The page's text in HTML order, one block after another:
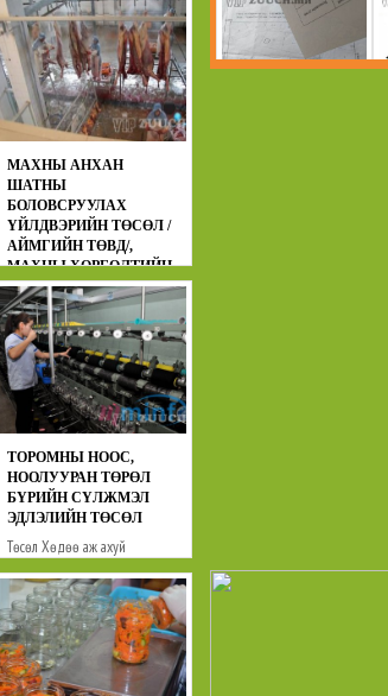
МАХНЫ АНХАН
ШАТНЫ
БОЛОВСРУУЛАХ
ҮЙЛДВЭРИЙН ТӨСӨЛ /
АЙМГИЙН ТӨВД/,
МАХНЫ ХӨРГӨЛТИЙН
ЗООРЬ
ТөсөлХөдөө аж ахуй
ТОРОМНЫ НООС,
НООЛУУРАН ТӨРӨЛ
БҮРИЙН СҮЛЖМЭЛ
ЭДЛЭЛИЙН ТӨСӨЛ
Төсөл Хөдөө аж ахуй